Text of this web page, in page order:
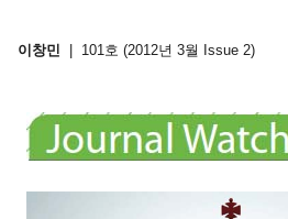
이창민 101호 (2012년 3월 Issue 2)